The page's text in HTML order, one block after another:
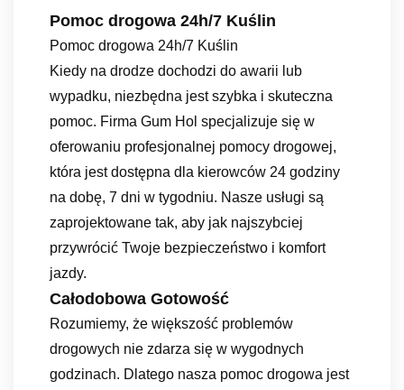
Pomoc drogowa 24h/7 Kuślin
Pomoc drogowa 24h/7 Kuślin
Kiedy na drodze dochodzi do awarii lub
wypadku, niezbędna jest szybka i skuteczna
pomoc. Firma Gum Hol specjalizuje się w
oferowaniu profesjonalnej pomocy drogowej,
która jest dostępna dla kierowców 24 godziny
na dobę, 7 dni w tygodniu. Nasze usługi są
zaprojektowane tak, aby jak najszybciej
przywrócić Twoje bezpieczeństwo i komfort
jazdy.
Całodobowa Gotowość
Rozumiemy, że większość problemów
drogowych nie zdarza się w wygodnych
godzinach. Dlatego nasza pomoc drogowa jest